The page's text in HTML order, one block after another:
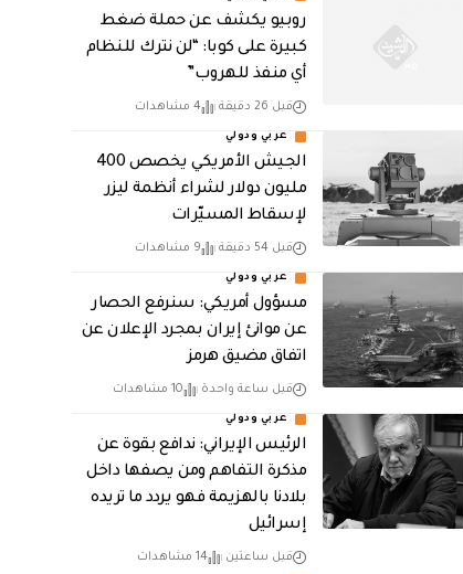
روبيو يكشف عن حملة ضغط
كبيرة على كوبا: “لن نترك للنظام
أي منفذ للهروب”
قبل 26 دقيقة 4 مشاهدات
عربي ودولي
الجيش الأمريكي يخصص 400
مليون دولار لشراء أنظمة ليزر
لإسقاط المسيّرات
قبل 54 دقيقة 9 مشاهدات
عربي ودولي
مسؤول أمريكي: سنرفع الحصار
عن موانئ إيران بمجرد الإعلان عن
اتفاق مضيق هرمز
قبل ساعة واحدة 10 مشاهدات
عربي ودولي
الرئيس الإيراني: ندافع بقوة عن
مذكرة التفاهم ومن يصفها داخل
بلادنا بالهزيمة فهو يردد ما تريده
إسرائيل
قبل ساعتين 14 مشاهدات